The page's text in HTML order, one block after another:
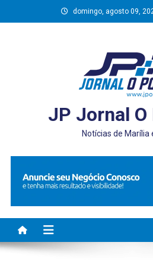
to
domingo, agosto 09,
JP Jornal
Notícias de Marília